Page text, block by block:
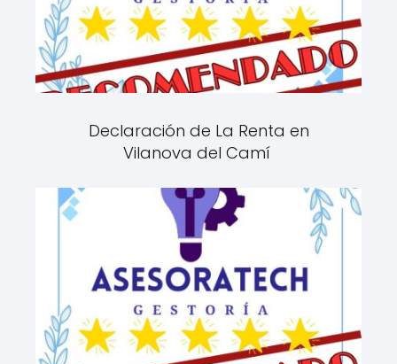
Declaración de La Renta en
Vilanova del Camí